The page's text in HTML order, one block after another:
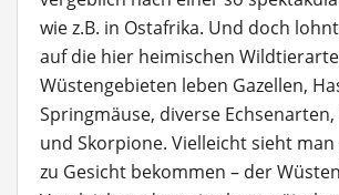
wie z.B. in Ostafrika. Und doch
auf die hier heimischen
Wüstengebieten leben Gazellen,
Springmäuse, diverse Echsenarten,
und Skorpione. Vielleicht sieht man
zu Gesicht bekommen – der